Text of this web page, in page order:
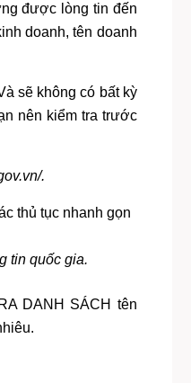
được lòng tin đến
doanh, tên doanh
sẽ không có bất kỳ
nên kiểm tra trước
.
tin quốc gia.
DANH SÁCH tên